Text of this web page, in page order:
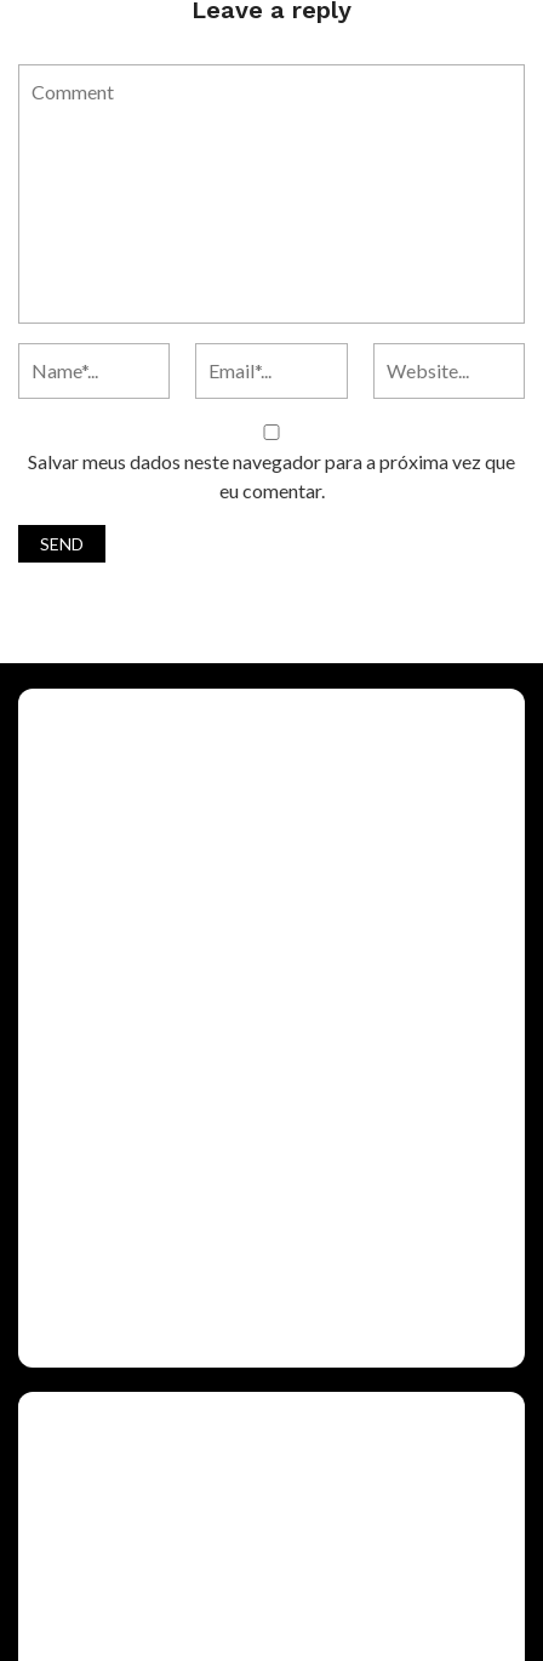
Leave a reply
Salvar meus dados neste navegador para a próxima vez que
eu comentar.